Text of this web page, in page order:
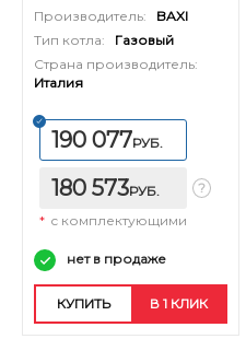
Производитель:
BAXI
Тип котла:
Газовый
Страна производитель:
Италия
190 077РУБ.
180 573РУБ.
* с комплектующими
нет в продаже
КУПИТЬ В 1 КЛИК